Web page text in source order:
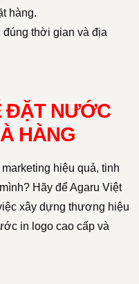
hàng.
thời gian và địa
ĐẶT NƯỚC
HÀNG
hiệu quả, tinh
Hãy để Agaru Việt
xây dựng thương hiệu
in logo cao cấp và